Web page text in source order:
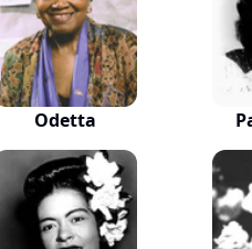
Odetta